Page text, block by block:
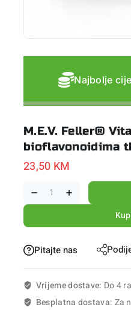
Najbolje
M.E.V. Feller®
bioflavonoidima
23,50 KM
Pitajte nas
Vrijeme dostave: Do 4
Besplatna dostava: Za